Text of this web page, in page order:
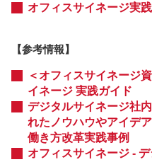
オフィスサイネージ実
【参考情報】
＜オフィスサイネージ
イネージ 実践ガイド
デジタルサイネージ社
れたノウハウやアイデ
働き方改革実践事例
オフィスサイネージ -